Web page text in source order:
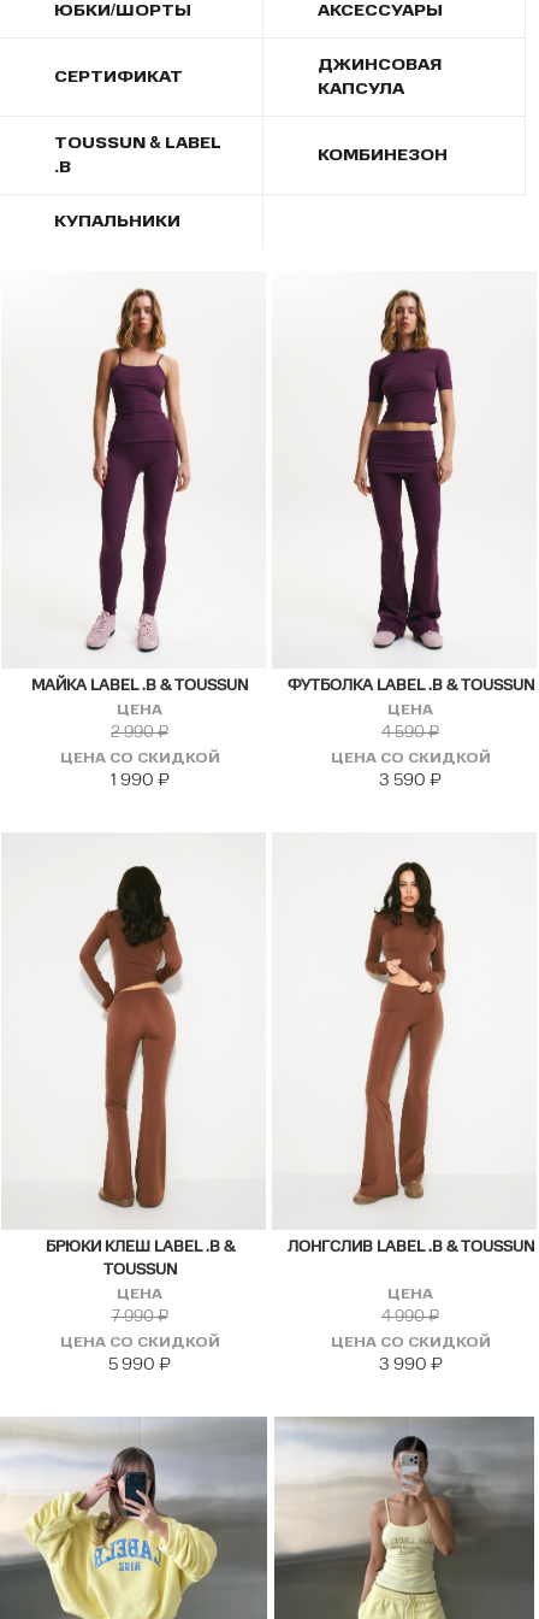
ЮБКИ/ШОРТЫ АКСЕССУАРЫ
СЕРТИФИКАТ
ДЖИНСОВАЯ
КАПСУЛА
TOUSSUN & LABEL
.B
КОМБИНЕЗОН
КУПАЛЬНИКИ
МАЙКА LABEL .B & TOUSSUN
ЦЕНА
2 990₽
ЦЕНА СО СКИДКОЙ
1 990 ₽
ФУТБОЛКА LABEL .B & TOUSSUN
ЦЕНА
4 590₽
ЦЕНА СО СКИДКОЙ
3 590 ₽
БРЮКИ КЛЕШ LABEL .B &
TOUSSUN
ЦЕНА
7 990₽
ЦЕНА СО СКИДКОЙ
5 990 ₽
ЛОНГСЛИВ LABEL .B & TOUSSUN
ЦЕНА
4 990₽
ЦЕНА СО СКИДКОЙ
3 990 ₽